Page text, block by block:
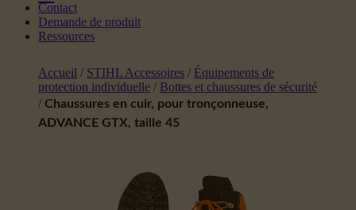
Contact
Demande de produit
Ressources
Accueil / STIHL Accessoires / Équipements de
protection individuelle / Bottes et chaussures de sécurité
/ Chaussures en cuir, pour tronçonneuse,
ADVANCE GTX, taille 45